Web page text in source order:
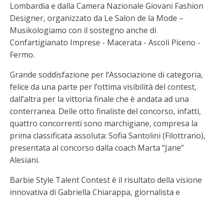
Lombardia e dalla Camera Nazionale Giovani Fashion
Designer, organizzato da Le Salon de la Mode –
Musikologiamo con il sostegno anche di
Confartigianato Imprese - Macerata - Ascoli Piceno -
Fermo.
Grande soddisfazione per l’Associazione di categoria,
felice da una parte per l’ottima visibilità del contest,
dall’altra per la vittoria finale che è andata ad una
conterranea. Delle otto finaliste del concorso, infatti,
quattro concorrenti sono marchigiane, compresa la
prima classificata assoluta: Sofia Santolini (Filottrano),
presentata al concorso dalla coach Marta “Jane”
Alesiani.
Barbie Style Talent Contest è il risultato della visione
innovativa di Gabriella Chiarappa, giornalista e